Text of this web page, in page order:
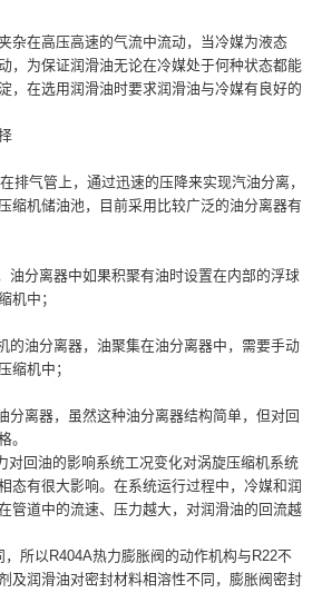
杂在高压高速的气流中流动，当冷媒为液态
，为保证润滑油无论在冷媒处于何种状态都能
，在选用润滑油时要求润滑油与冷媒有良好的
气管上，通过迅速的压降来实现汽油分离，
缩机储油池，目前采用比较广泛的油分离器有
分离器中如果积聚有油时设置在内部的浮球
机中；
油分离器，油聚集在油分离器中，需要手动
缩机中；
离器，虽然这种油分离器结构简单，但对回
。
油的影响系统工况变化对涡旋压缩机系统
态有很大影响。在系统运行过程中，冷媒和润
管道中的流速、压力越大，对润滑油的回流越
所以R404A热力膨胀阀的动作机构与R22不
及润滑油对密封材料相溶性不同，膨胀阀密封